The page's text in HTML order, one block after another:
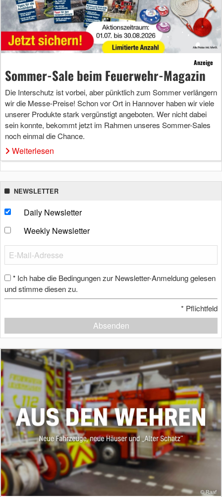
Anzeige
Sommer-Sale beim Feuerwehr-Magazin
Die Interschutz ist vorbei, aber pünktlich zum Sommer verlängern
wir die Messe-Preise! Schon vor Ort in Hannover haben wir viele
unserer Produkte stark vergünstigt angeboten. Wer nicht dabei
sein konnte, bekommt jetzt im Rahmen unseres Sommer-Sales
noch einmal die Chance.
Weiterlesen
NEWSLETTER
Daily Newsletter
Weekly Newsletter
* Ich habe die Bedingungen zur Newsletter-Anmeldung gelesen
und stimme diesen zu.
* Pflichtfeld
Absenden